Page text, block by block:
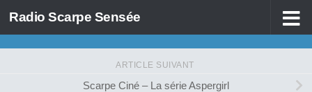
Skip to content
Radio Scarpe Sensée
ARTICLE SUIVANT
Scarpe Ciné – La série Aspergirl